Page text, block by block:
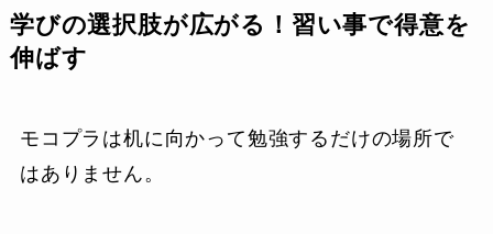
学びの選択肢が広がる！習い事で得意を
伸ばす
モコプラは机に向かって勉強するだけの場所で
はありません。